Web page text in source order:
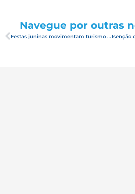
Navegue por outras
Festas juninas movimentam turismo local e geram empregos para as comunidades